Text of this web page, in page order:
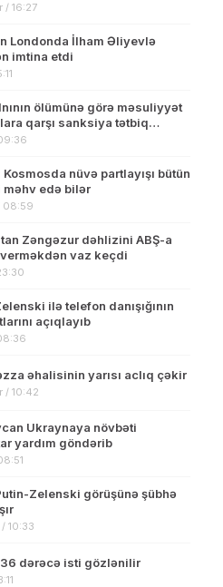
/ 16:27
Londonda İlham Əliyevlə
imtina etdi
ölümünə görə məsuliyyət
qarşı sanksiya tətbiq
nüvə partlayışı bütün
məhv edə bilər
08:59
Zəngəzur dəhlizini ABŞ-a
vaz keçdi
ilə telefon danışığının
açıqlayıb
əhalisinin yarısı aclıq çəkir
/ 10:42
Ukraynaya növbəti
yardım göndərib
Zelenski görüşünə şübhə
10:33
36 dərəcə isti gözlənilir